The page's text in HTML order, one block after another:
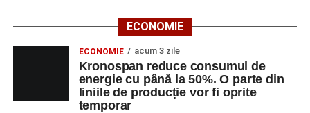
ECONOMIE
ECONOMIE acum 3 zile
Kronospan reduce consumul de
energie cu până la 50%. O parte din
liniile de producție vor fi oprite
temporar